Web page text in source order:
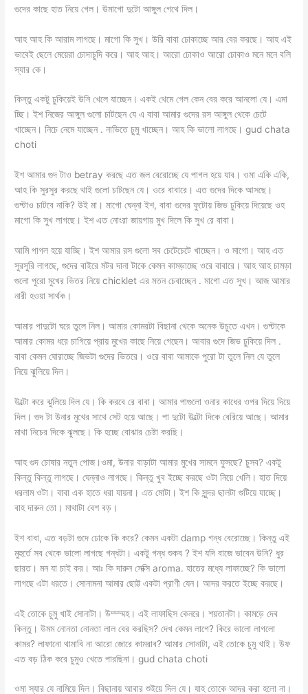
গুদের কাছে হাত নিয়ে গেল। উমাগো দুটো আঙ্গুল গেথে দিল।
আহ আহ কি আরাম লাগছে। মাগো কি সুখ। উরি বাবা ঢোকাচ্ছে আর বের করছে। আহ এই
ভাবেই ছেলে মেয়েরা চোদাচুদি করে। আহ আহ। আরো ঢোকাও আরো ঢোকাও মনে মনে বলি
স্যার কে।
কিন্তু একটু ঢুকিয়েই উনি খেলে যাচ্ছেন। একই থেমে গেল কেন বের করে আনলো যে। এমা
চ্ছি। ইশ নিজের আঙ্গুল গুলো চাটছেন যে এ বাবা আমার গুদের রস আঙ্গুল থেকে চেটে
খাচ্ছেন। নিচে নেমে যাচ্ছেন . নাভিতে চুমু খাচ্ছেন। আহ কি ভালো লাগছে। gud chata
choti
ইশ আমার গুদ টাও betray করছে এত জল বেরোচ্ছে যে পাগল হয়ে যাব। ওমা একি একি,
আহ কি সুরসুর করছে থাই গুলো চাটছেন যে। ওরে বাবারে। এত গুদের দিকে আসছে।
গুদ্টাও চাটবে নাকি? উই মা। মাগো ঘেন্না ইশ, বাবা গুদের ফুটোয় জিভ ঢুকিয়ে দিয়েছে ওহ
মাগো কি সুখ লাগছে। ইশ এত নোংরা জায়গায় মুখ দিলে কি সুখ রে বাবা।
আমি পাগল হয়ে যাচ্ছি। ইশ আমার রস গুলো সব চেটেচেটে খাচ্ছেন। ও মাগো। আহ এত
সুরসুরি লাগছে, গুদের বাইরে মটর দানা টাকে কেমন কামড়াচ্ছে ওরে বাবারে। আহ আহ চামড়া
গুলো পুরো মুখের ভিতর নিয়ে chicklet এর মতন চেবাচ্ছেন . মাগো এত সুখ। আজ আমার
নারী হওয়া সার্থক।
আমার পাদুটো ঘরে তুলে নিল। আমার কোমরটা বিছানা থেকে অনেক উচুতে এখন। গুদ্টাকে
আমার কোমর ধরে চাগিয়ে প্রায় মুখের কাছে নিয়ে গেছেন। আবার গুদে জিভ ঢুকিয়ে দিল .
বাবা কেমন ঘোরাচ্ছে জিভটা গুদের ভিতরে। ওরে বাবা আমাকে পুরো টা তুলে নিল যে তুলে
নিয়ে ঝুলিয়ে দিল।
উল্টো করে ঝুলিয়ে দিল যে। কি করবে রে বাবা। আমার পাগুলো ওনার কাধের ওপর দিয়ে দিয়ে
দিল। গুদ টা উনার মুখের সাথে সেট হয়ে আছে। পা দুটো উল্টো দিকে বেরিয়ে আছে। আমার
মাথা নিচের দিকে ঝুলছে। কি হচ্ছে বোঝার চেষ্টা করছি।
আহ গুদ চোষার নতুন পোজ।ওমা, উনার বাড়াটা আমার মুখের সামনে ফুসছে? চুসব? একটু
কিন্তু কিন্তু লাগছে। ঘেন্নাও লাগছে। কিন্তু খুব ইচ্ছে করছে ওটা নিয়ে খেলি। হাত দিয়ে
ধরলাম ওটা। বাবা এক হাতে ধরা যায়না। এত মোটা। ইশ কি সুন্দর ছালটা গুটিয়ে যাচ্ছে।
বাহ দারুন তো। মাথাটা বেশ বড়।
ইশ বাবা, এত বড়টা গুদে ঢোকে কি করে? কেমন একটা damp গন্ধ বেরোচ্ছে। কিন্তু এই
মুহুর্তে সব থেকে ভালো লাগছে গন্ধটা। একটু গন্ধ শুকব ? ইশ যদি বাজে ভাবেন উনি? ধুর
ছারত। মন যা চাই কর। আঃ কি দারুন সেক্সি aroma. হাতের মধ্যে লাফাচ্ছে? কি ভালো
লাগছে এটা ধরতে। সোনামনা আমার ছোট্ট একটা প্রাণী যেন। আদর করতে ইচ্ছে করছে।
এই তোকে চুমু খাই সোনাটা। উম্ম্ম্মহ। এই লাফাছিস কেনরে। শয়তানটা। কামড়ে দেব
কিন্তু। উমম নোনতা নোনতা লাল বের করছিস? দেখ কেমন লাগে? কিরে ভালো লাগলো
কামর? লাফানো থামাবি না আরো জোরে কামরাব? আমার সোনাটা, এই তোকে চুমু খাই। উফ
এত বড় ঠিক করে চুমুও খেতে পারছিনা। gud chata choti
ওমা স্যার যে নামিয়ে দিল। বিছানায় আবার শুইয়ে দিল যে। যাহ তোকে আদর করা হলো না।